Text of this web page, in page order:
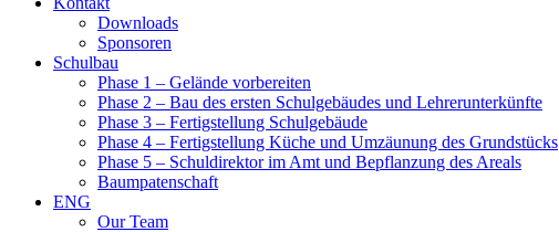
Downloads
Sponsoren
Schulbau
Phase 1 – Gelände vorbereiten
Phase 2 – Bau des ersten Schulgebäudes und Lehrerunterkünfte
Phase 3 – Fertigstellung Schulgebäude
Phase 4 – Fertigstellung Küche und Umzäunung des Grundstücks
Phase 5 – Schuldirektor im Amt und Bepflanzung des Areals
Baumpatenschaft
ENG
Our Team